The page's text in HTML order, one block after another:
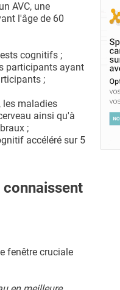
AVC, une
l'âge de 60
cognitifs ;
participants ayant
;
les maladies
ainsi qu'à
;
accéléré sur 5
fenêtre cruciale